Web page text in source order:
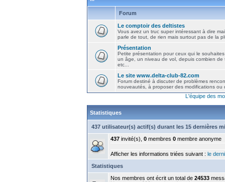
Forum
Le comptoir des deltistes
Vous avez un truc super intéressant à dire
parle de tout, de rien mais surtout pas de la
Présentation
Petite présentation pour ceux qui le
un âge, un niveau de vol, depuis combien de
etc...
Le site www.delta-club-82.com
Forum destiné à discuter de problèmes
nouveautés, à proposer des modifications ou
L'équipe des
Statistiques
437 utilisateur(s) actif(s) durant les 15 dernières
437 invité(s), 0 membres 0 membre anonyme
Afficher les informations triées suivant : le
Statistiques
Nos membres ont écrit un total de 24533